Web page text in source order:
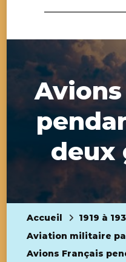
deux
Accueil
1919 à
Aviation militaire
Avions Français